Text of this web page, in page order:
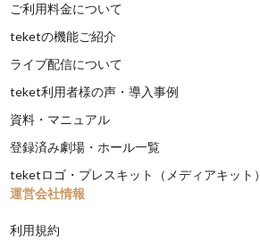
ご利用料金について
teketの機能ご紹介
ライブ配信について
teket利用者様の声・導入事例
資料・マニュアル
登録済み劇場・ホール一覧
teketロゴ・プレスキット（メディアキット）
運営会社情報
利用規約